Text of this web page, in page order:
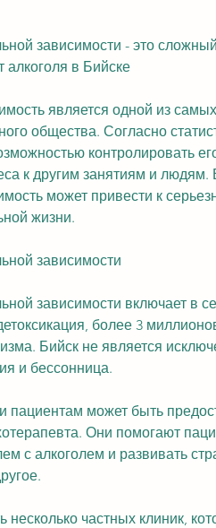
зависимости - это
алкоголя в Бийске
является одной из
общества. Согласно
контролировать
к другим занятиям и людям.
может привести к
жизни.
зависимости
зависимости включает в
более 3
Бийск не является
и бессонница.
пациентам может быть
Они помогают
с алкоголем и развивать
несколько частных клиник,